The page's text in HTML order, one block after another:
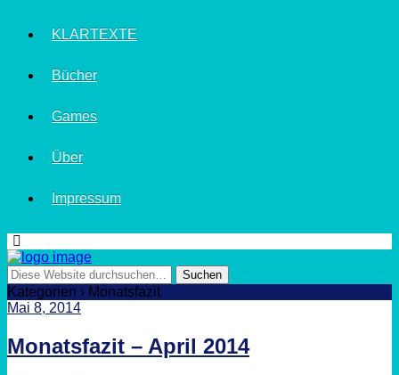
KLARTEXTE
Bücher
Games
Über
Impressum
Kategorien › Monatsfazit
Mai 8, 2014
Monatsfazit – April 2014